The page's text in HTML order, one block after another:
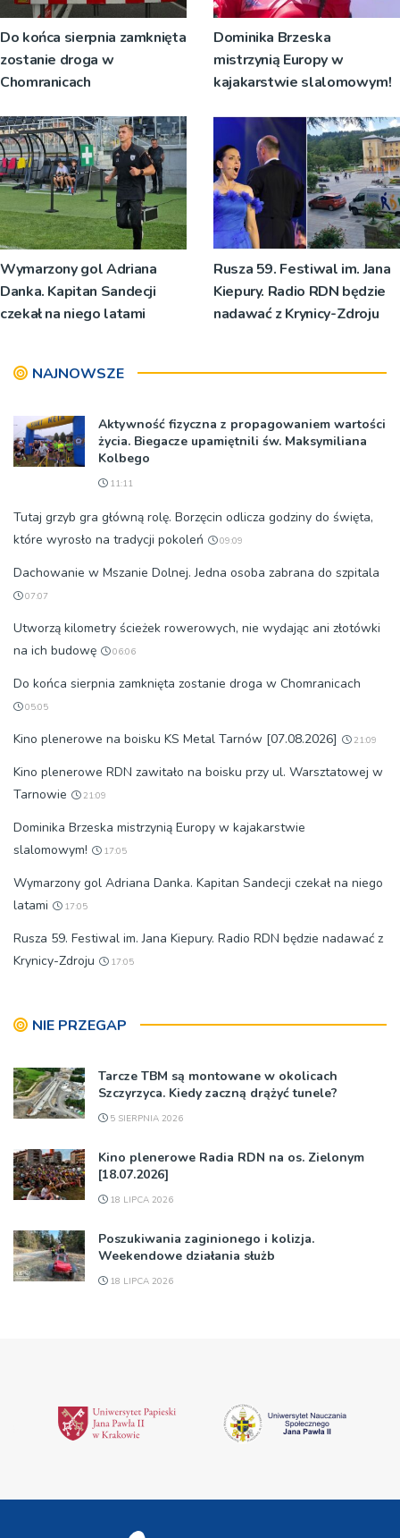
Do końca sierpnia zamknięta
zostanie droga w
Chomranicach
Dominika Brzeska
mistrzynią Europy w
kajakarstwie slalomowym!
Wymarzony gol Adriana
Danka. Kapitan Sandecji
czekał na niego latami
Rusza 59. Festiwal im. Jana
Kiepury. Radio RDN będzie
nadawać z Krynicy-Zdroju
NAJNOWSZE
Aktywność fizyczna z propagowaniem wartości
życia. Biegacze upamiętnili św. Maksymiliana
Kolbego
11:11
Tutaj grzyb gra główną rolę. Borzęcin odlicza godziny do święta,
które wyrosło na tradycji pokoleń
09:09
Dachowanie w Mszanie Dolnej. Jedna osoba zabrana do szpitala
07:07
Utworzą kilometry ścieżek rowerowych, nie wydając ani złotówki
na ich budowę
06:06
Do końca sierpnia zamknięta zostanie droga w Chomranicach
05:05
Kino plenerowe na boisku KS Metal Tarnów [07.08.2026] 21:09
Kino plenerowe RDN zawitało na boisku przy ul. Warsztatowej w
Tarnowie
21:09
Dominika Brzeska mistrzynią Europy w kajakarstwie
slalomowym!
17:05
Wymarzony gol Adriana Danka. Kapitan Sandecji czekał na niego
latami
17:05
Rusza 59. Festiwal im. Jana Kiepury. Radio RDN będzie nadawać z
Krynicy-Zdroju
17:05
NIE PRZEGAP
Tarcze TBM są montowane w okolicach
Szczyrzyca. Kiedy zaczną drążyć tunele?
5 SIERPNIA 2026
Kino plenerowe Radia RDN na os. Zielonym
[18.07.2026]
18 LIPCA 2026
Poszukiwania zaginionego i kolizja.
Weekendowe działania służb
18 LIPCA 2026